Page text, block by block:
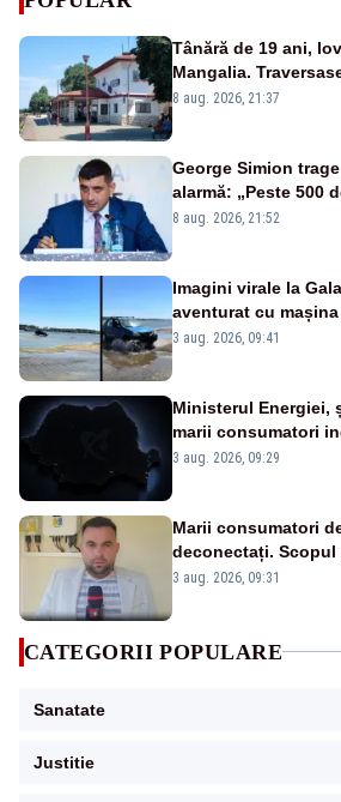
Tânără de 19 ani,
Mangalia.
liniile printr-un loc
8 aug. 2026, 21:37
George Simion
alarmă: „Peste 500
vedem dacă
8 aug. 2026, 21:52
Imagini virale la
aventurat cu
apărute pe Dunăre -
3 aug. 2026, 09:41
Ministerul Energiei,
marii consumatori
reducerea voluntară
3 aug. 2026, 09:29
Marii consumatori
deconectați.
3 aug. 2026, 09:31
CATEGORII POPULARE
Sanatate
Justitie